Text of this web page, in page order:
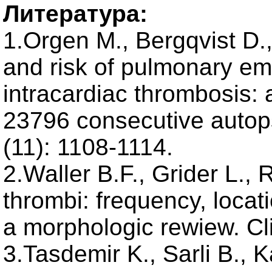
Литература:
1.Orgen M., Bergqvist
and risk of pulmonary
intracardiac thrombosis:
23796 consecutive
(11): 1108-1114.
2.Waller B.F., Grider L.,
thrombi: frequency,
a morphologic rewiew.
3.Tasdemir K., Sarli B.,